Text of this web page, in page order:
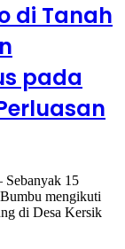
di Tanah
pada
15
mengikuti
di Desa Kersik